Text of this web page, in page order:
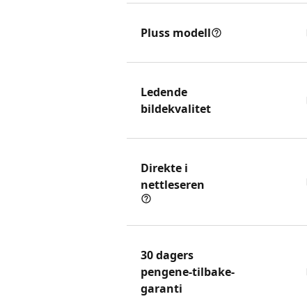
Pluss modell
Ledende
bildekvalitet
Direkte i
nettleseren
30 dagers
pengene-tilbake-
garanti